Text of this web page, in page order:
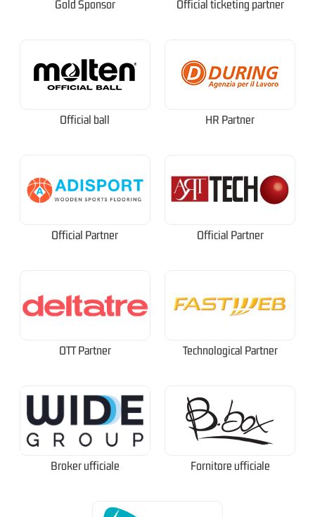
Gold Sponsor Official ticketing partner
Official ball HR Partner
Official Partner Official Partner
OTT Partner Technological Partner
Broker ufficiale Fornitore ufficiale